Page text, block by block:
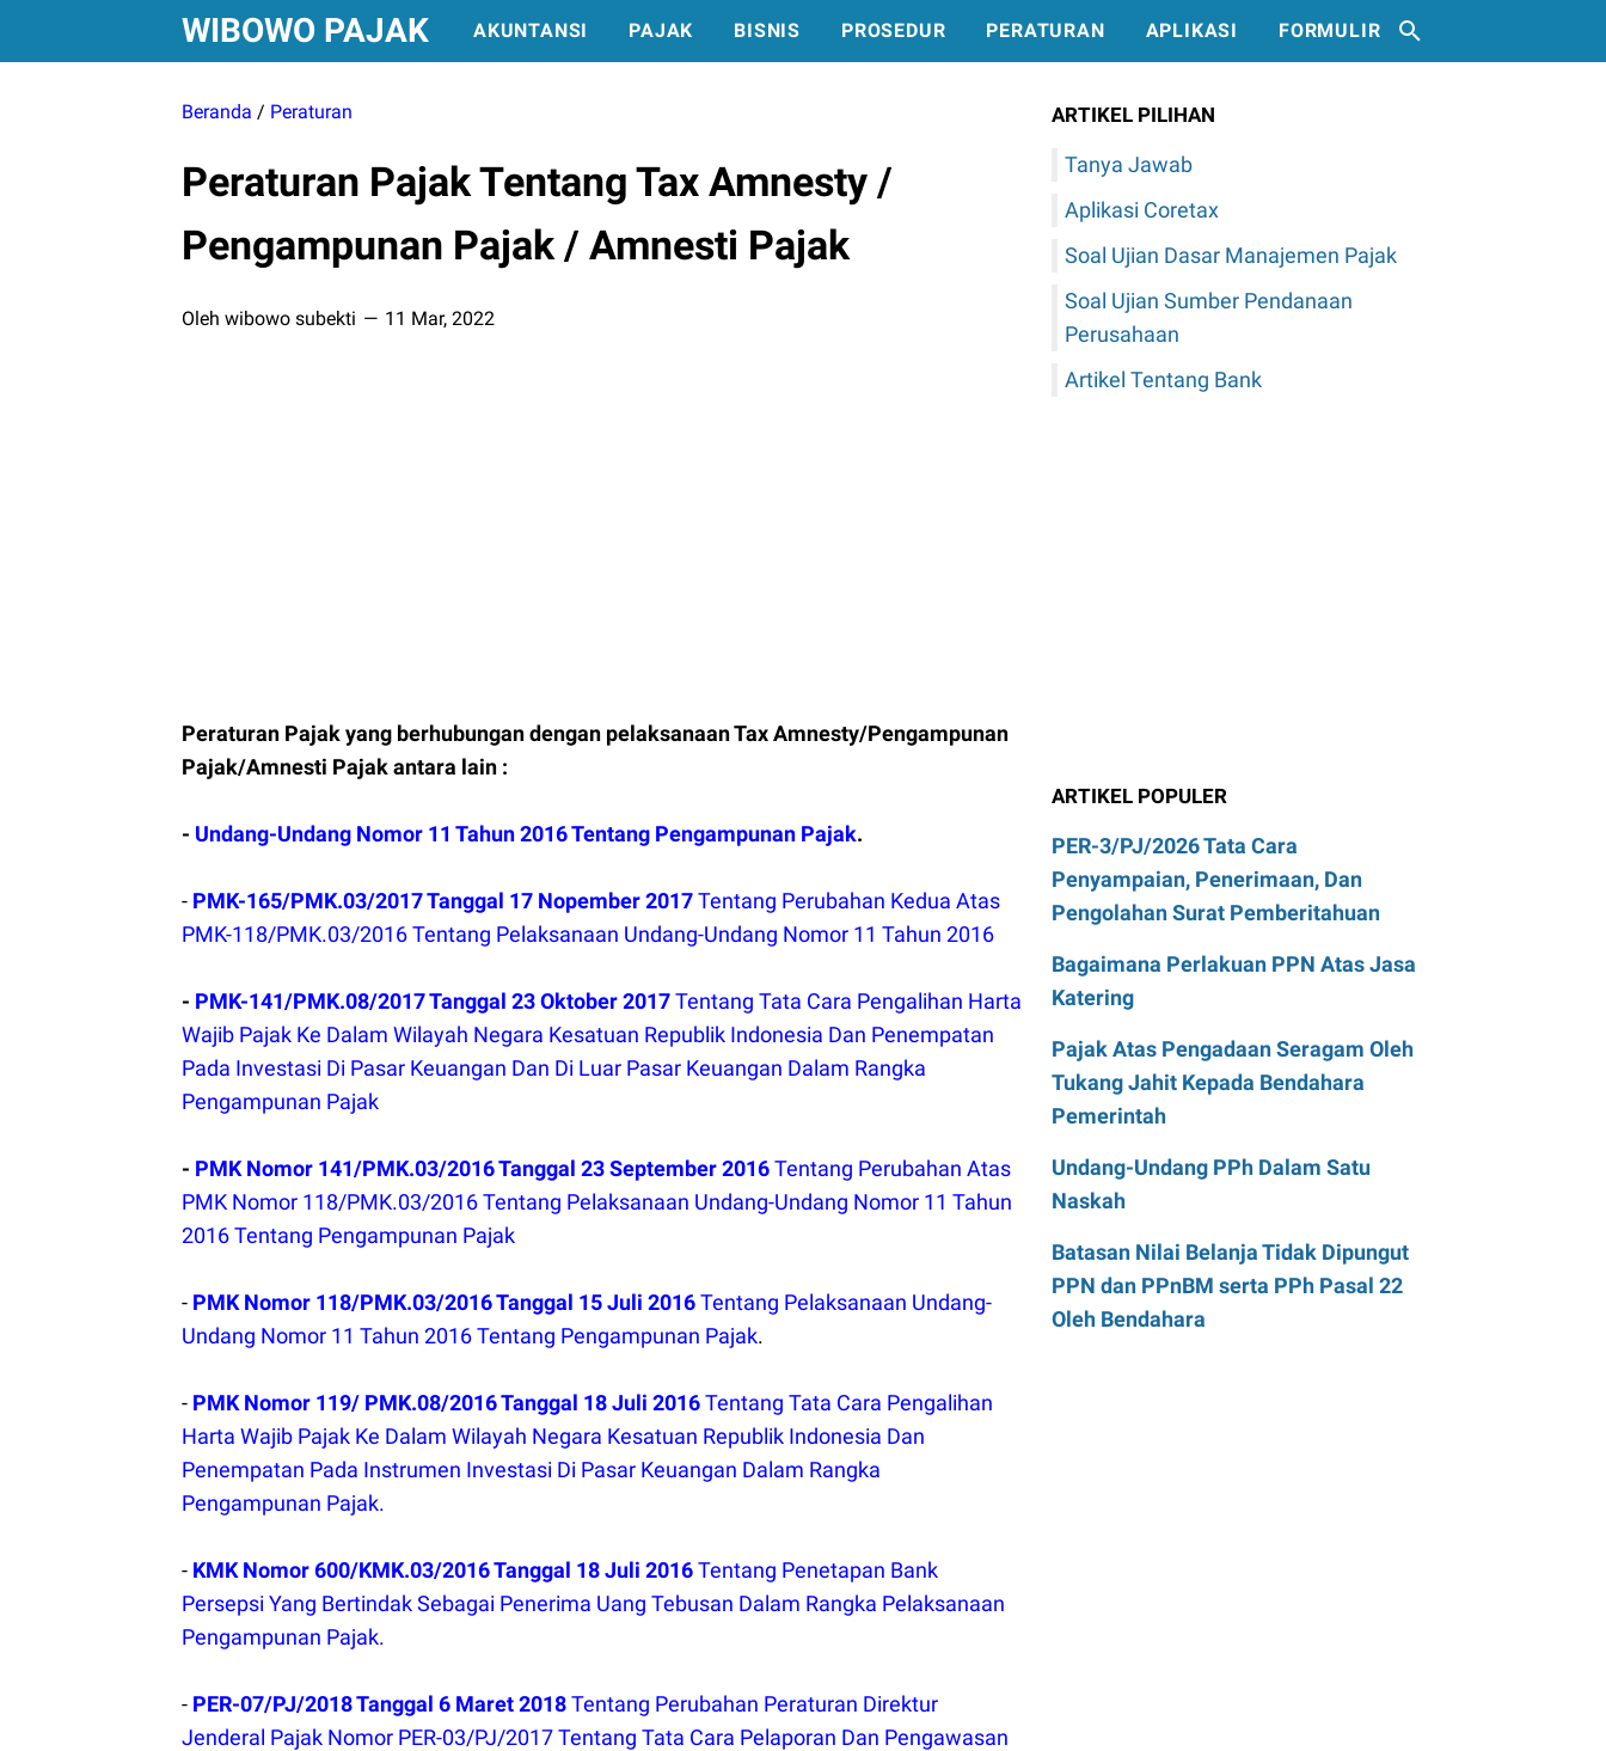
WIBOWO PAJAK AKUNTANSI PAJAK BISNIS PROSEDUR PERATURAN APLIKASI FORMULIR
Beranda / Peraturan
Peraturan Pajak Tentang Tax Amnesty /
Pengampunan Pajak / Amnesti Pajak
Oleh wibowo subekti 11 Mar, 2022
Peraturan Pajak yang berhubungan dengan pelaksanaan Tax Amnesty/Pengampunan
Pajak/Amnesti Pajak antara lain :
- Undang-Undang Nomor 11 Tahun 2016 Tentang Pengampunan Pajak.
- PMK-165/PMK.03/2017 Tanggal 17 Nopember 2017Tentang Perubahan Kedua Atas
PMK-118/PMK.03/2016 Tentang Pelaksanaan Undang-Undang Nomor 11 Tahun 2016
- PMK-141/PMK.08/2017 Tanggal 23 Oktober 2017Tentang Tata Cara Pengalihan Harta
Wajib Pajak Ke Dalam Wilayah Negara Kesatuan Republik Indonesia Dan Penempatan
Pada Investasi Di Pasar Keuangan Dan Di Luar Pasar Keuangan Dalam Rangka
Pengampunan Pajak
- PMK Nomor 141/PMK.03/2016 Tanggal 23 September 2016Tentang Perubahan Atas
PMK Nomor 118/PMK.03/2016 Tentang Pelaksanaan Undang-Undang Nomor 11 Tahun
2016 Tentang Pengampunan Pajak
- PMK Nomor 118/PMK.03/2016 Tanggal 15 Juli 2016Tentang Pelaksanaan Undang-
Undang Nomor 11 Tahun 2016 Tentang Pengampunan Pajak.
- PMK Nomor 119/ PMK.08/2016 Tanggal 18 Juli 2016Tentang Tata Cara Pengalihan
Harta Wajib Pajak Ke Dalam Wilayah Negara Kesatuan Republik Indonesia Dan
Penempatan Pada Instrumen Investasi Di Pasar Keuangan Dalam Rangka
Pengampunan Pajak.
- KMK Nomor 600/KMK.03/2016 Tanggal 18 Juli 2016Tentang Penetapan Bank
Persepsi Yang Bertindak Sebagai Penerima Uang Tebusan Dalam Rangka Pelaksanaan
Pengampunan Pajak.
- PER-07/PJ/2018 Tanggal 6 Maret 2018Tentang Perubahan Peraturan Direktur
Jenderal Pajak Nomor PER-03/PJ/2017 Tentang Tata Cara Pelaporan Dan Pengawasan
ARTIKEL PILIHAN
Tanya Jawab
Aplikasi Coretax
Soal Ujian Dasar Manajemen Pajak
Soal Ujian Sumber Pendanaan
Perusahaan
Artikel Tentang Bank
ARTIKEL POPULER
PER-3/PJ/2026 Tata Cara
Penyampaian, Penerimaan, Dan
Pengolahan Surat Pemberitahuan
Bagaimana Perlakuan PPN Atas Jasa
Katering
Pajak Atas Pengadaan Seragam Oleh
Tukang Jahit Kepada Bendahara
Pemerintah
Undang-Undang PPh Dalam Satu
Naskah
Batasan Nilai Belanja Tidak Dipungut
PPN dan PPnBM serta PPh Pasal 22
Oleh Bendahara